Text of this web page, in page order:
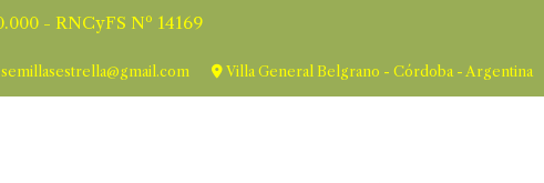
- RNCyFS Nº 14169
semillasestrella@gmail.com Villa General Belgrano - Córdoba - Argentina